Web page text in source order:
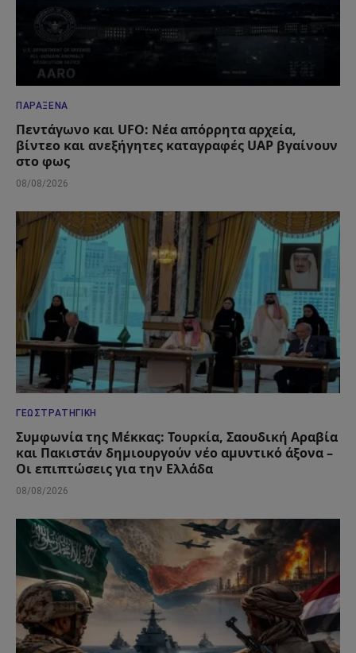
ΠΑΡΆΞΕΝΑ
Πεντάγωνο και UFO: Νέα απόρρητα αρχεία,
βίντεο και ανεξήγητες καταγραφές UAP βγαίνουν
στο φως
08/08/2026
ΓΕΩΣΤΡΑΤΗΓΙΚΉ
Συμφωνία της Μέκκας: Τουρκία, Σαουδική Αραβία
και Πακιστάν δημιουργούν νέο αμυντικό άξονα –
Οι επιπτώσεις για την Ελλάδα
08/08/2026